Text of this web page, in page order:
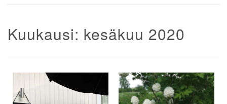
Kuukausi: kesäkuu 2020
Artikkelien
selaus